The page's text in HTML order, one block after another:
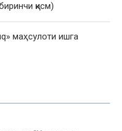
қисм)
маҳсулоти ишга